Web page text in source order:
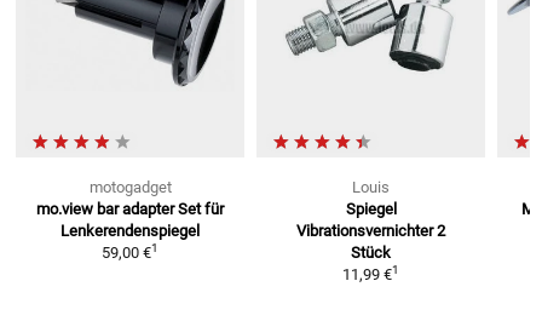
motogadget
mo.view bar adapter Set für
Lenkerendenspiegel
59,00 €1
Louis
Spiegel
Vibrationsvernichter 2
Stück
11,99 €1